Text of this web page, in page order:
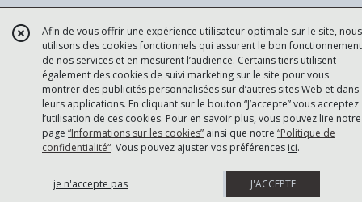
Afin de vous offrir une expérience utilisateur optimale sur le site, nous
utilisons des cookies fonctionnels qui assurent le bon fonctionnement
de nos services et en mesurent l’audience. Certains tiers utilisent
également des cookies de suivi marketing sur le site pour vous
montrer des publicités personnalisées sur d’autres sites Web et dans
leurs applications. En cliquant sur le bouton “J’accepte” vous acceptez
l’utilisation de ces cookies. Pour en savoir plus, vous pouvez lire notre
page “Informations sur les cookies” ainsi que notre “Politique de
confidentialité“. Vous pouvez ajuster vos préférences ici.
je n'accepte pas J'ACCEPTE